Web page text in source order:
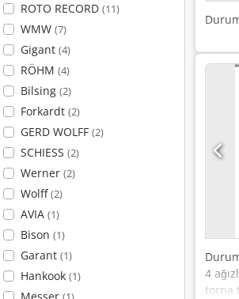
ROTO RECORD (11)
WMW (7)
Gigant (4)
RÖHM (4)
Bilsing (2)
Forkardt (2)
GERD WOLFF (2)
SCHIESS (2)
Werner (2)
Wolff(2)
AVIA (1)
Bison (1)
Garant (1)
Hankook (1)
4
torna